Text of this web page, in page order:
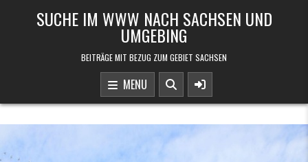
SUCHE IM WWW NACH SACHSEN UND
UMGEBING
BEITRÄGE MIT BEZUG ZUM GEBIET SACHSEN
MENU